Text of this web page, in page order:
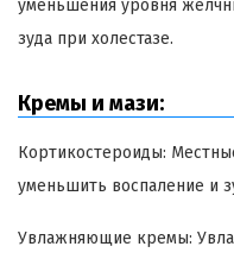
уменьшения уровня
зуда при холестазе.
Кремы и мази:
Кортикостероиды:
уменьшить воспаление и
Увлажняющие кремы: